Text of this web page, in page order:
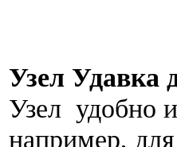
Узел Удавка
Узел удобно
например,